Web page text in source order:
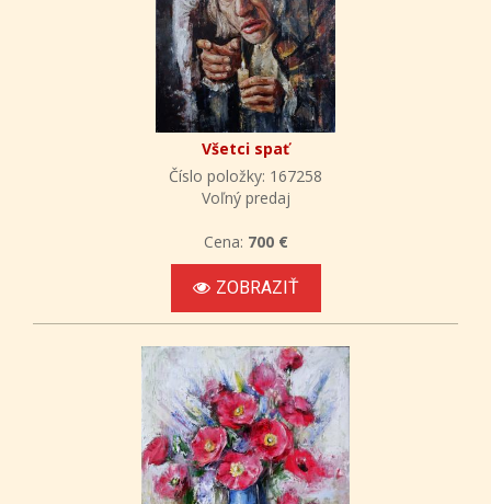
Všetci spať
Číslo položky: 167258
Voľný predaj
Cena: 700 €
ZOBRAZIŤ